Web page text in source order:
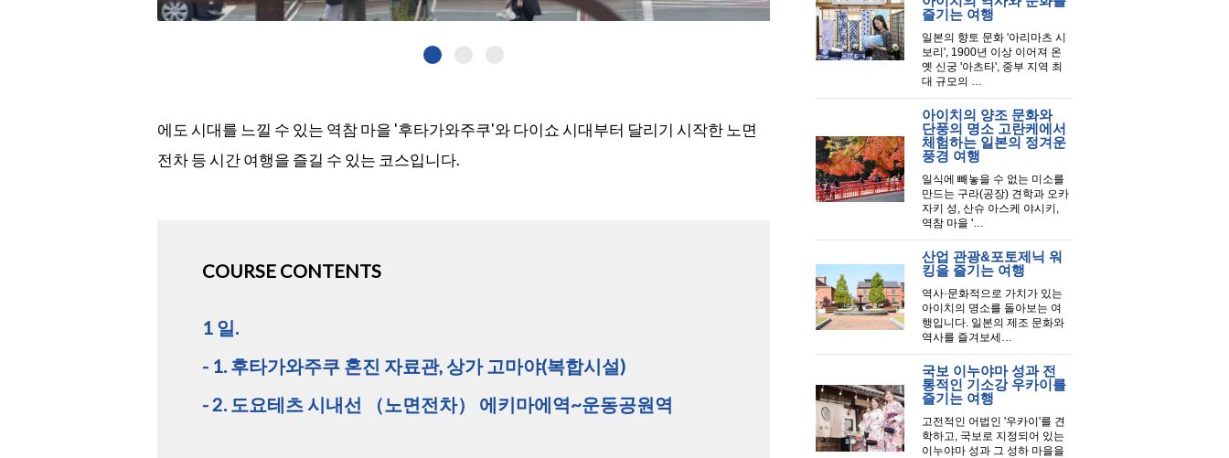
에도 시대를 느낄 수 있는 역참 마을 '후타가와주쿠'와 다이쇼 시대부터 달리기 시작한 노면
전차 등 시간 여행을 즐길 수 있는 코스입니다.
COURSE CONTENTS
1 일.
- 1. 후타가와주쿠 혼진 자료관, 상가 고마야(복합시설)
- 2. 도요테츠 시내선 （노면전차） 에키마에역~운동공원역
즐기는 여행
일본의 향토 문화 '아리마츠 시
보리', 1900년 이상 이어져 온
옛 신궁 '아츠타', 중부 지역 최
대 규모의 …
아이치의 양조 문화와
단풍의 명소 고란케에서
체험하는 일본의 정겨운
풍경 여행
일식에 빼놓을 수 없는 미소를
만드는 구라(공장) 견학과 오카
자키 성, 산슈 아스케 야시키,
역참 마을 '…
산업 관광&포토제닉 워
킹을 즐기는 여행
역사·문화적으로 가치가 있는
아이치의 명소를 돌아보는 여
행입니다. 일본의 제조 문화와
역사를 즐겨보세…
국보 이누야마 성과 전
통적인 기소강 우카이를
즐기는 여행
고전적인 어법인 '우카이'를 견
학하고, 국보로 지정되어 있는
이누야마 성과 그 성하 마을을